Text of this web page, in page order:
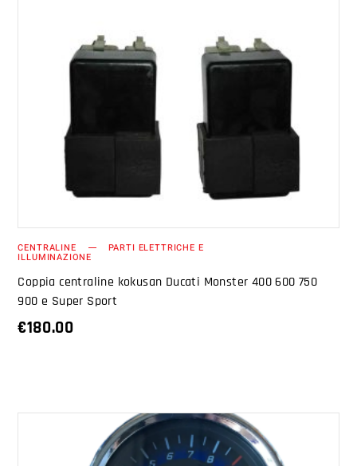
AGGIUNGI AL CARRELLO
CENTRALINE PARTI ELETTRICHE E
ILLUMINAZIONE
Coppia centraline kokusan Ducati Monster 400 600 750
900 e Super Sport
€180.00